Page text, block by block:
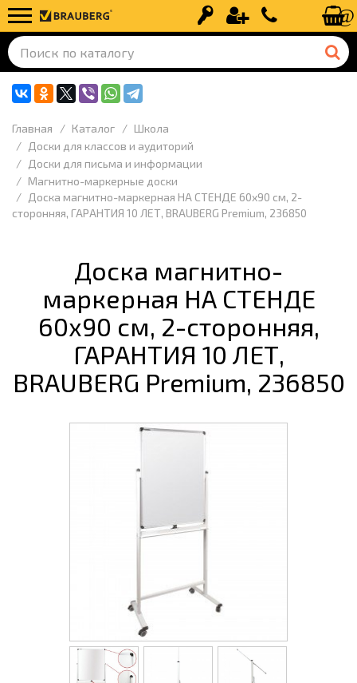
Вход Регистрация+7 (499) 110-
Главная Каталог
Школа
Доски для классов и аудиторий
Доски для письма и информации
Магнитно-маркерные доски
Доска магнитно-маркерная НА СТЕНДЕ 60х90 см, 2-
сторонняя, ГАРАНТИЯ 10 ЛЕТ, BRAUBERG Premium, 236850
Доска магнитно-
маркерная НА СТЕНДЕ
60х90 см, 2-сторонняя,
ГАРАНТИЯ 10 ЛЕТ,
BRAUBERG Premium, 236850